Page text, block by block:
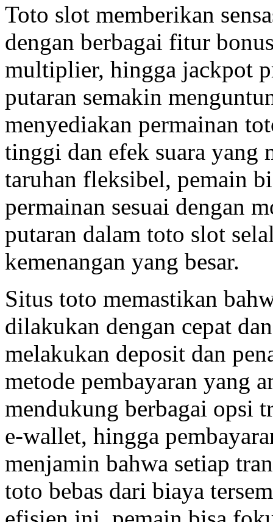
Toto slot memberikan
dengan berbagai fitur
multiplier, hingga jackpot
putaran semakin
menyediakan permainan
tinggi dan efek suara yang
taruhan fleksibel, pemain
permainan sesuai dengan
putaran dalam toto slot
kemenangan yang besar.
Situs toto memastikan
dilakukan dengan cepat
melakukan deposit dan
metode pembayaran yang
mendukung berbagai opsi
e-wallet, hingga
menjamin bahwa setiap
toto bebas dari biaya